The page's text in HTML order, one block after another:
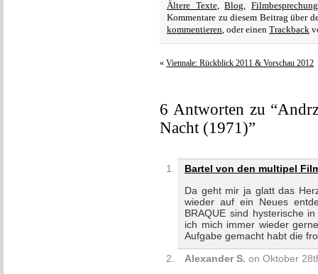
Ältere Texte,Blog,
Kommentare zu diesem Beitrag über
kommentieren, oder einen Trackback
« Viennale: Rückblick 2011 & Vorschau 2012
6 Antworten zu
Nacht (1971)”
Bartel von den multipel
Da geht mir ja glatt das
wieder auf ein Neues
BRAQUE sind hysterische
ich mich immer wieder
Aufgabe gemacht habt die
Alexander S. on Oktober